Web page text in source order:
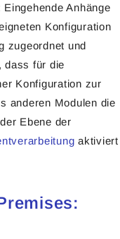
Eingehende Anhänge
Konfiguration
zugeordnet und
dass für die
Konfiguration zur
anderen Modulen die
Ebene der
aktiviert